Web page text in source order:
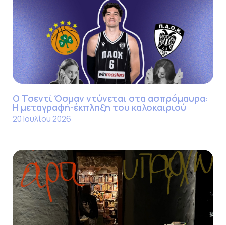
Ο Τσεντί Όσμαν ντύνεται στα ασπρόμαυρα:
Η μεταγραφή-έκπληξη του καλοκαιριού
20 Ιουλίου 2026